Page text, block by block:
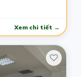
Xem chi tiết →